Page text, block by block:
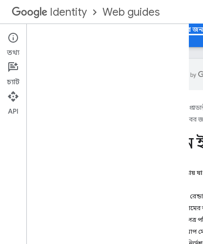
Identity Web guides
ওয়েবের জন্য Google দিয়ে সাইন ইন করুন, ওয়েবের
ওভারভিউ
আপনার ওয়েব অ্যাপে Google-এর সাথে
ওয়েবের
এই পৃষ্ঠায়
বোতাম
বোতামের
পরিচয়পত্র
পপআপ
তথ্য
চ্যাট
API